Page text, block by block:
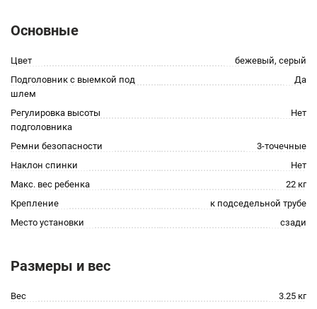
Основные
Цвет
бежевый, серый
Подголовник с выемкой под
шлем
Да
Регулировка высоты
подголовника
Нет
Ремни безопасности
3-точечные
Наклон спинки
Нет
Макс. вес ребенка
22 кг
Крепление
к подседельной трубе
Место установки
сзади
Размеры и вес
Вес
3.25 кг